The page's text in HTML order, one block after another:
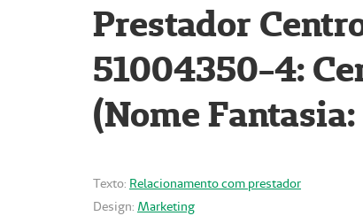
Prestador
51004350-4:
(Nome
Texto: Relacionamento com prestador
Design: Marketing